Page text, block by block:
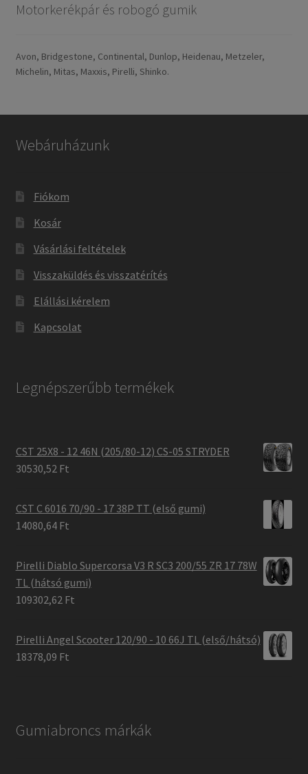
Motorkerékpár és robogó gumik
Avon, Bridgestone, Continental, Dunlop, Heidenau, Metzeler,
Michelin, Mitas, Maxxis, Pirelli, Shinko.
Webáruházunk
Fiókom
Kosár
Vásárlási feltételek
Visszaküldés és visszatérítés
Elállási kérelem
Kapcsolat
Legnépszerűbb termékek
CST 25X8 - 12 46N (205/80-12) CS-05 STRYDER
30530,52 Ft
CST C 6016 70/90 - 17 38P TT (első gumi)
14080,64 Ft
Pirelli Diablo Supercorsa V3 R SC3 200/55 ZR 17 78W
TL (hátsó gumi)
109302,62 Ft
Pirelli Angel Scooter 120/90 - 10 66J TL (első/hátsó)
18378,09 Ft
Gumiabroncs márkák